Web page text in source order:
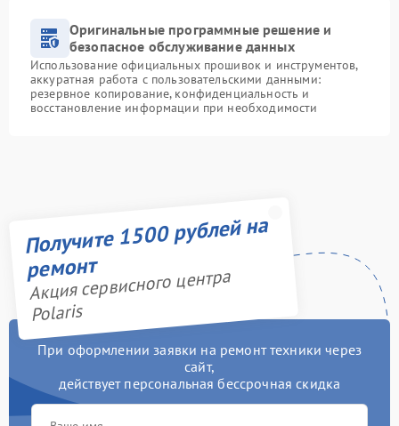
Оригинальные программные решение и
безопасное обслуживание данных
Использование официальных прошивок и инструментов,
аккуратная работа с пользовательскими данными:
резервное копирование, конфиденциальность и
восстановление информации при необходимости
Получите 1500 рублей на
ремонт
Акция сервисного центра
Polaris
При оформлении заявки на ремонт техники через
сайт,
действует персональная бессрочная скидка